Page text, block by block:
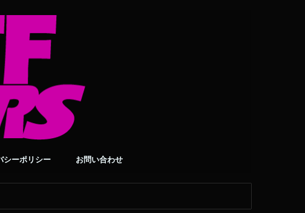
シーポリシー お問い合わせ